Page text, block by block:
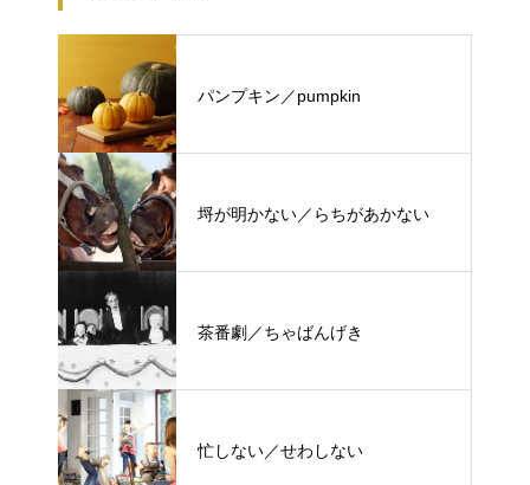
パンプキン／pumpkin
埒が明かない／らちがあかない
茶番劇／ちゃばんげき
忙しない／せわしない